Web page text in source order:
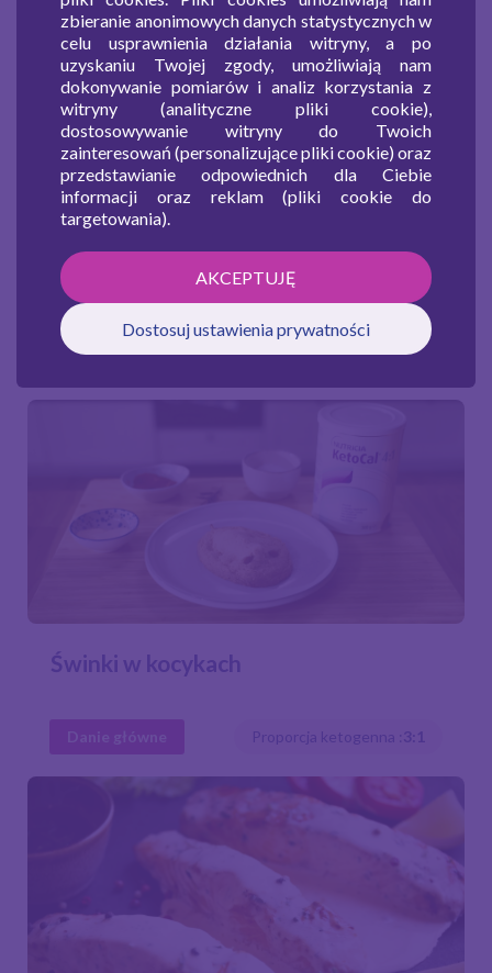
tartą, orzechy włoskie. Dokładnie wymieszaj.
Do osobnej miseczki wbij jajko i roztrzep widelcem.
Rybę opłucz i wysusz, a następnie obtocz ją w jajku i
w panierce.
Opanierowaną rybę smaż na maśle.
Ugotuj brokuły, a gdy już zmiękną, obsmaż je na
maśle.
Pozostałe przepisy
Świnki w kocykach
Danie główne Proporcja ketogenna : 3:1
zbieranie anonimowych danych statystycznych w
celu usprawnienia działania witryny, a po
uzyskaniu Twojej zgody, umożliwiają nam
dokonywanie pomiarów i analiz korzystania z
witryny (analityczne pliki cookie),
dostosowywanie witryny do Twoich
zainteresowań (personalizujące pliki cookie) oraz
przedstawianie odpowiednich dla Ciebie
informacji oraz reklam (pliki cookie do
targetowania).
AKCEPTUJĘ
Dostosuj ustawienia prywatności